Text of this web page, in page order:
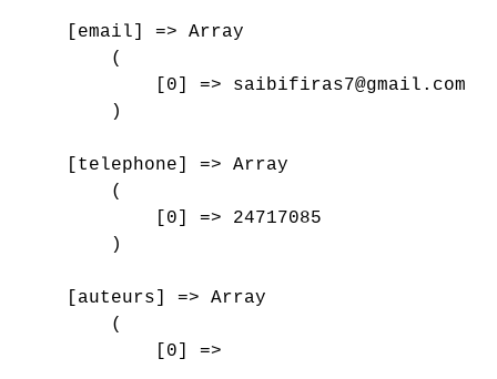
    [email] => Array
        (
            [0] => saibifiras7@gmail.com
        )
    [telephone] => Array
        (
            [0] => 24717085
        )
    [auteurs] => Array
        (
            [0] =>